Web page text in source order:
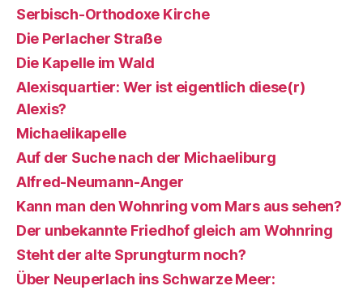
Serbisch-Orthodoxe Kirche
Die Perlacher Straße
Die Kapelle im Wald
Alexisquartier: Wer ist eigentlich diese(r)
Alexis?
Michaelikapelle
Auf der Suche nach der Michaeliburg
Alfred-Neumann-Anger
Kann man den Wohnring vom Mars aus sehen?
Der unbekannte Friedhof gleich am Wohnring
Steht der alte Sprungturm noch?
Über Neuperlach ins Schwarze Meer: